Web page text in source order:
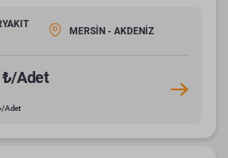
MERSİN - AKDENİZ
₺/Adet
Adet